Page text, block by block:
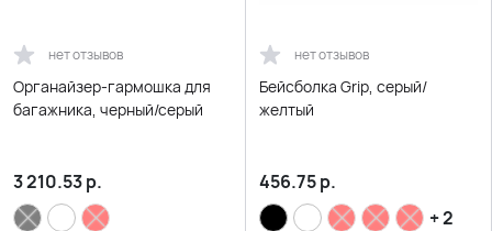
нет отзывов
Органайзер-гармошка для
багажника, черный/серый
3 210.53р.
нет отзывов
Бейсболка Grip, серый/
желтый
456.75р.
+ 2